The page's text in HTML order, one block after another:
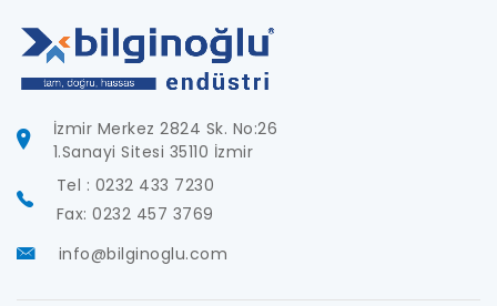
İzmir Merkez 2824 Sk. No:26
1.Sanayi Sitesi 35110 İzmir
Tel : 0232 433 7230
Fax: 0232 457 3769
info@bilginoglu.com